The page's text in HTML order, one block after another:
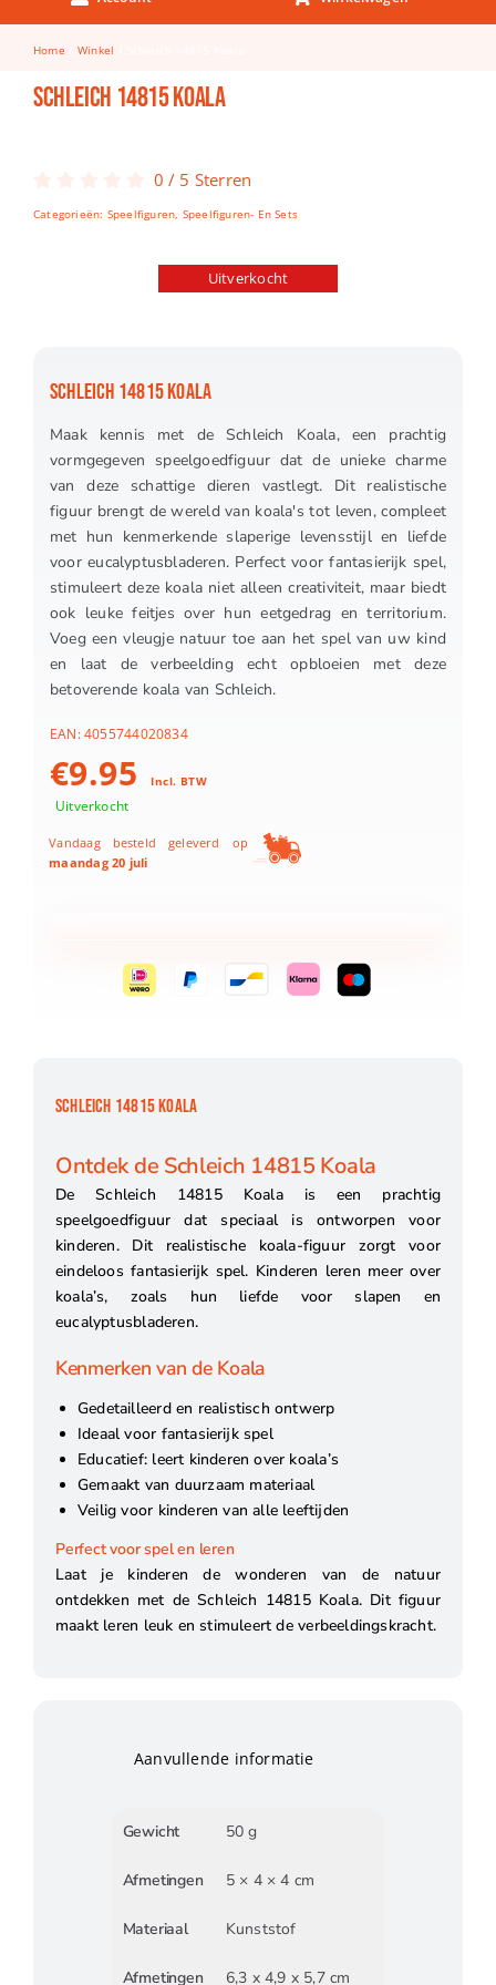
Keuken & Tafelen
Kinderfietsen
Knutselen
Spellen
Home Winkel
Schleich 14815 Koala
0 / 5 Sterren
Categorieën: Speelfiguren, Speelfiguren- En Sets
Uitverkocht
SCHLEICH 14815 KOALA
Maak kennis met de Schleich Koala, een prachtig
vormgegeven speelgoedfiguur dat de unieke charme
van deze schattige dieren vastlegt. Dit realistische
figuur brengt de wereld van koala's tot leven, compleet
met hun kenmerkende slaperige levensstijl en liefde
voor eucalyptusbladeren. Perfect voor fantasierijk spel,
stimuleert deze koala niet alleen creativiteit, maar biedt
ook leuke feitjes over hun eetgedrag en territorium.
Voeg een vleugje natuur toe aan het spel van uw kind
en laat de verbeelding echt opbloeien met deze
betoverende koala van Schleich.
EAN:4055744020834
€9.95 Incl. BTW
Uitverkocht
Vandaag besteld geleverd op
maandag 20 juli
SCHLEICH 14815 KOALA
Ontdek de Schleich 14815 Koala
De Schleich 14815 Koala is een prachtig
speelgoedfiguur dat speciaal is ontworpen voor
kinderen. Dit realistische koala-figuur zorgt voor
eindeloos fantasierijk spel. Kinderen leren meer over
koala’s, zoals hun liefde voor slapen en
eucalyptusbladeren.
Kenmerken van de Koala
Gedetailleerd en realistisch ontwerp
Ideaal voor fantasierijk spel
Educatief: leert kinderen over koala’s
Gemaakt van duurzaam materiaal
Veilig voor kinderen van alle leeftijden
Perfect voor spel en leren
Laat je kinderen de wonderen van de natuur
ontdekken met de Schleich 14815 Koala. Dit figuur
maakt leren leuk en stimuleert de verbeeldingskracht.
Aanvullende informatie
Gewicht 50 g
Afmetingen 5 × 4 × 4 cm
Materiaal Kunststof
Afmetingen 6,3 x 4,9 x 5,7 cm